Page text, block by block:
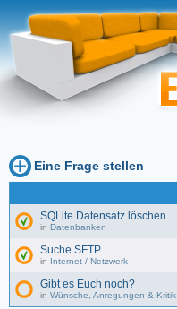
Eine Frage stellen
SQLite Datensatz löschen
in Datenbanken
Suche SFTP
in Internet / Netzwerk
Gibt es Euch noch?
in Wünsche, Anregungen & Kritik